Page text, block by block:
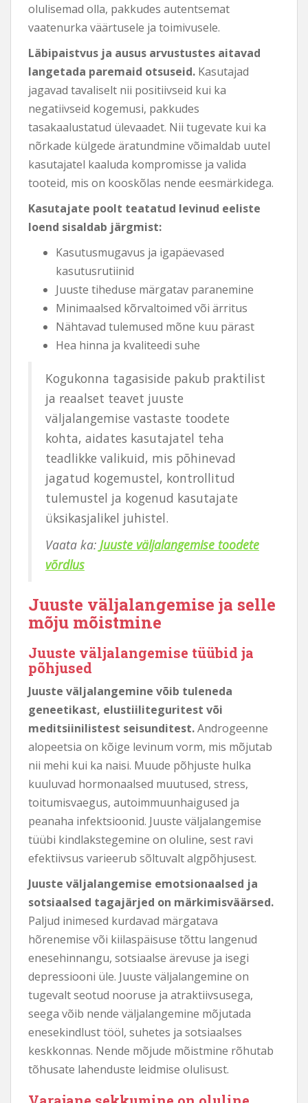
olulisemad olla, pakkudes autentsemat
vaatenurka väärtusele ja toimivusele.
Läbipaistvus ja ausus arvustustes aitavad
langetada paremaid otsuseid. Kasutajad
jagavad tavaliselt nii positiivseid kui ka
negatiivseid kogemusi, pakkudes
tasakaalustatud ülevaadet. Nii tugevate kui ka
nõrkade külgede äratundmine võimaldab uutel
kasutajatel kaaluda kompromisse ja valida
tooteid, mis on kooskõlas nende eesmärkidega.
Kasutajate poolt teatatud levinud eeliste
loend sisaldab järgmist:
Kasutusmugavus ja igapäevased
kasutusrutiinid
Juuste tiheduse märgatav paranemine
Minimaalsed kõrvaltoimed või ärritus
Nähtavad tulemused mõne kuu pärast
Hea hinna ja kvaliteedi suhe
Kogukonna tagasiside pakub praktilist
ja reaalset teavet juuste
väljalangemise vastaste toodete
kohta, aidates kasutajatel teha
teadlikke valikuid, mis põhinevad
jagatud kogemustel, kontrollitud
tulemustel ja kogenud kasutajate
üksikasjalikel juhistel.
Vaata ka: Juuste väljalangemise toodete
võrdlus
Juuste väljalangemise ja selle
mõju mõistmine
Juuste väljalangemise tüübid ja
põhjused
Juuste väljalangemine võib tuleneda
geneetikast, elustiiliteguritest või
meditsiinilistest seisunditest.Androgeenne
alopeetsia on kõige levinum vorm, mis mõjutab
nii mehi kui ka naisi. Muude põhjuste hulka
kuuluvad hormonaalsed muutused, stress,
toitumisvaegus, autoimmuunhaigused ja
peanaha infektsioonid. Juuste väljalangemise
tüübi kindlakstegemine on oluline, sest ravi
efektiivsus varieerub sõltuvalt algpõhjusest.
Juuste väljalangemise emotsionaalsed ja
sotsiaalsed tagajärjed on märkimisväärsed.
Paljud inimesed kurdavad märgatava
hõrenemise või kiilaspäisuse tõttu langenud
enesehinnangu, sotsiaalse ärevuse ja isegi
depressiooni üle. Juuste väljalangemine on
tugevalt seotud nooruse ja atraktiivsusega,
seega võib nende väljalangemine mõjutada
enesekindlust tööl, suhetes ja sotsiaalses
keskkonnas. Nende mõjude mõistmine rõhutab
tõhusate lahenduste leidmise olulisust.